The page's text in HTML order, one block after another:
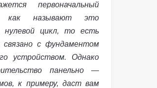
первоначальный
как называют это
нулевой цикл, то есть
с фундаментом
устройством. Однако
панельно —
к примеру, даст вам